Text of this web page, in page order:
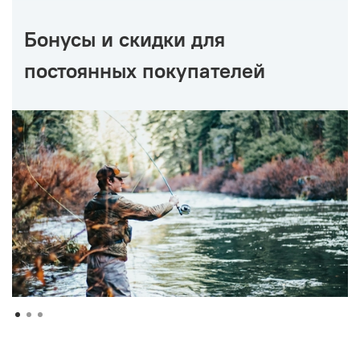
Бонусы и скидки для
постоянных покупателей